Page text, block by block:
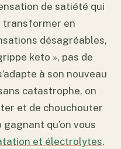
de satiété qui
transformer en
désagréables,
keto », pas de
à son nouveau
catastrophe, on
et de chouchouter
qu’on vous
et électrolytes.